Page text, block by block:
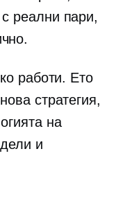
реални пари,
работи. Ето
стратегия,
на
и